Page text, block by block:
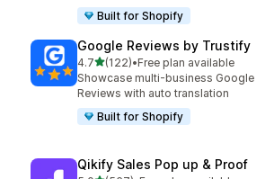
Built for Shopify
Google Reviews by Trustify
4.7滿分 5 顆星
(122)
共有 122 則評價
•Free plan available
Showcase multi-business Google
Reviews with auto translation
Built for Shopify
Qikify Sales Pop up & Proof